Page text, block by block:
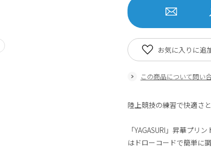
この商品について問い
お気に入りに追
陸上競技の練習で快適さ
「YAGASURI」昇華プリ
はドローコードで簡単に